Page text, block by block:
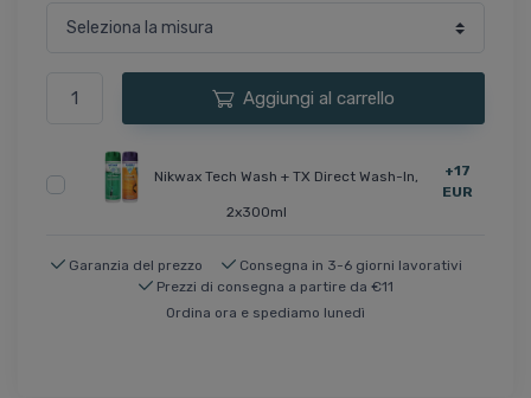
Aggiungi al carrello
Nikwax Tech Wash + TX Direct Wash-In,
2x300ml
+17
EUR
Garanzia del prezzo
Consegna in 3-6 giorni lavorativi
Prezzi di consegna a partire da €11
Ordina ora e spediamo lunedì